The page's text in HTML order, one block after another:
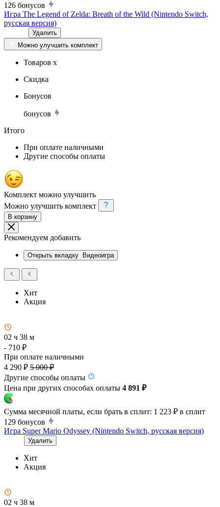
126 бонусов
Игра The Legend of Zelda: Breath of the Wild (Nintendo Switch,
русская версия)
Удалить
Можно улучшить комплект
Товаров x
Скидка
Бонусов
бонусов
Итого
При оплате наличными
Другие способы оплаты
Комплект можно улучшить
Можно улучшить комплект
В корзину
Рекомендуем добавить
Открыть вкладку Видеоигра
Хит
Акция
02 ч 38 м
- 710 ₽
При оплате наличными
4 290 ₽ 5 000 ₽
Другие способы оплаты
Цена при других способах оплаты 4 891 ₽
Сумма месячной платы, если брать в сплит: 1 223 ₽ в сплит
129 бонусов
Игра Super Mario Odyssey (Nintendo Switch, русская версия)
Удалить
Хит
Акция
02 ч 38 м